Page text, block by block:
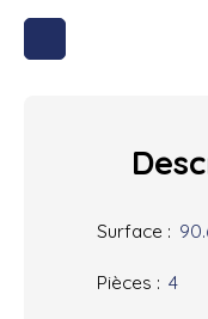
Surface :
Pièces : 4